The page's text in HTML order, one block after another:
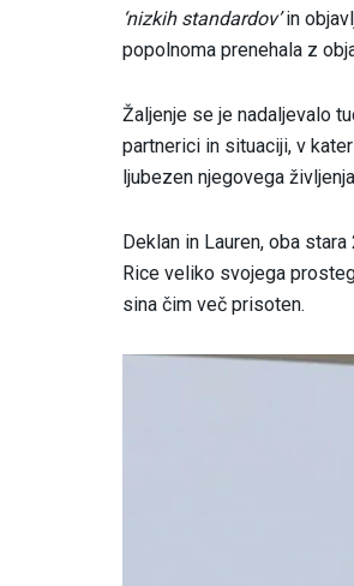
‘nizkih standardov’in
popolnoma prenehala z
Žaljenje se je nadaljevalo
partnerici in situaciji, v
ljubezen njegovega
Deklan in Lauren, oba
Rice veliko svojega
sina čim več prisoten.